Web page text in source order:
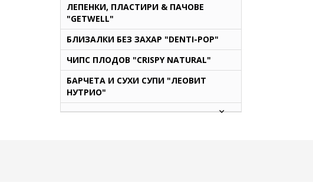
ЛЕПЕНКИ, ПЛАСТИРИ & ПАЧОВЕ
"GETWELL"
БЛИЗАЛКИ БЕЗ ЗАХАР "DENTI-POP"
ЧИПС ПЛОДОВ "CRISPY NATURAL"
БАРЧЕТА И СУХИ СУПИ "ЛЕОВИТ
НУТРИО"